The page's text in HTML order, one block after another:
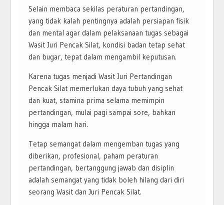
Selain membaca sekilas peraturan pertandingan,
yang tidak kalah pentingnya adalah persiapan fisik
dan mental agar dalam pelaksanaan tugas sebagai
Wasit Juri Pencak Silat, kondisi badan tetap sehat
dan bugar, tepat dalam mengambil keputusan.
Karena tugas menjadi Wasit Juri Pertandingan
Pencak Silat memerlukan daya tubuh yang sehat
dan kuat, stamina prima selama memimpin
pertandingan, mulai pagi sampai sore, bahkan
hingga malam hari.
Tetap semangat dalam mengemban tugas yang
diberikan, profesional, paham peraturan
pertandingan, bertanggung jawab dan disiplin
adalah semangat yang tidak boleh hilang dari diri
seorang Wasit dan Juri Pencak Silat.